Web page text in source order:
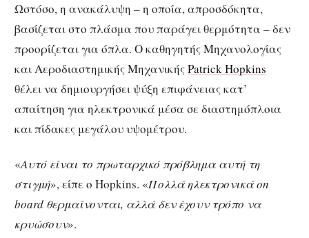
Ωστόσο, η ανακάλυψη – η οποία, απροσδόκητα,
βασίζεται στο πλάσμα που παράγει θερμότητα – δεν
προορίζεται για όπλα. Ο καθηγητής Μηχανολογίας
και Αεροδιαστημικής ΜηχανικήςPatrick Hopkins
θέλει να δημιουργήσει ψύξη επιφάνειας κατ’
απαίτηση για ηλεκτρονικά μέσα σε διαστημόπλοια
και πίδακες μεγάλου υψομέτρου.
«Αυτό είναι το πρωταρχικό πρόβλημα αυτή τη
στιγμή», είπε ο Hopkins. «Πολλά ηλεκτρονικά on
board θερμαίνονται, αλλά δεν έχουν τρόπο να
κρυώσουν».